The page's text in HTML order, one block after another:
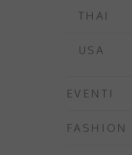
THAI
USA
EVENTI
FASHION